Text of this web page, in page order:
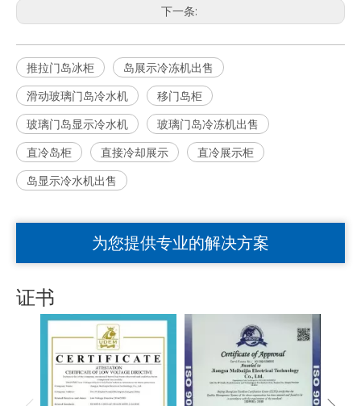
下一条:
推拉门岛冰柜
岛展示冷冻机出售
滑动玻璃门岛冷水机
移门岛柜
玻璃门岛显示冷水机
玻璃门岛冷冻机出售
直冷岛柜
直接冷却展示
直冷展示柜
岛显示冷水机出售
为您提供专业的解决方案
证书